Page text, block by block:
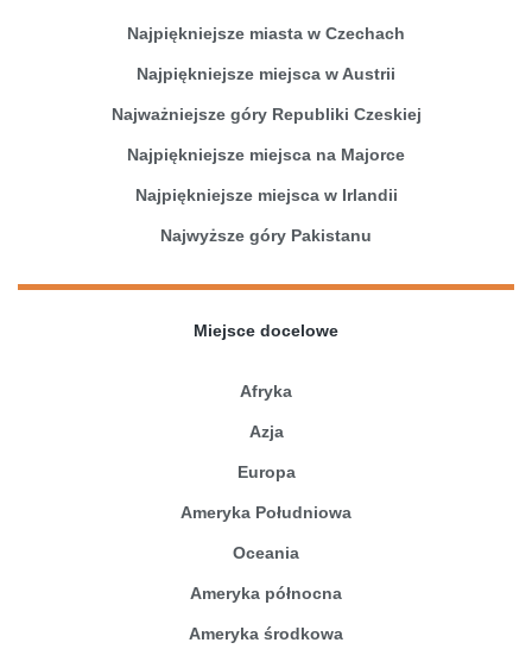
Najpiękniejsze miasta w Czechach
Najpiękniejsze miejsca w Austrii
Najważniejsze góry Republiki Czeskiej
Najpiękniejsze miejsca na Majorce
Najpiękniejsze miejsca w Irlandii
Najwyższe góry Pakistanu
Miejsce docelowe
Afryka
Azja
Europa
Ameryka Południowa
Oceania
Ameryka północna
Ameryka środkowa